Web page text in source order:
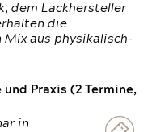
dem Lackhersteller
die
Mix aus physikalisch-
Praxis (2 Termine,
in